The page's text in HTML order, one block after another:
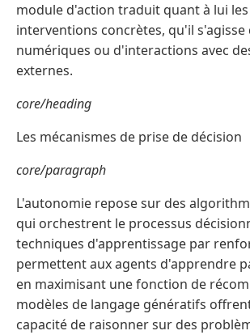
module d'action traduit quant à lui
interventions concrètes, qu'il s'agisse
numériques ou d'interactions avec
externes.
core/heading
Les mécanismes de prise de décision
core/paragraph
L'autonomie repose sur des
qui orchestrent le processus
techniques d'apprentissage par
permettent aux agents d'apprendre
en maximisant une fonction de
modèles de langage génératifs
capacité de raisonner sur des